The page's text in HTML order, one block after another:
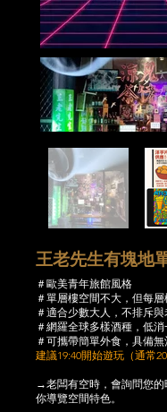
王老先生有塊地
＃歐美青年旅館風格
＃單層樓空間不大，但每
＃適合少數大人，不排斥
＃網羅全球多樣酒種，低
＃可攜帶簡單外食， 具備無
建議19:40開始遊玩（通常
→老闆有空時，會詢問您
你導覽空間特色。